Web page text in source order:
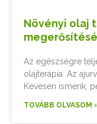
Növényi olaj
Az egészségre
olajterápia. Az
Kevesen ismerik,
TOVÁBB OLVASOM